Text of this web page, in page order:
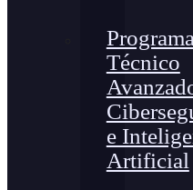
Programa
Técnico
e
Artificial